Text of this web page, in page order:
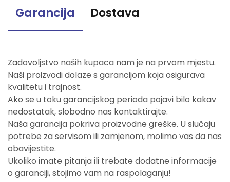
Garancija Dostava
Zadovoljstvo naših kupaca nam je na prvom mjestu.
Naši proizvodi dolaze s garancijom koja osigurava
kvalitetu i trajnost.
Ako se u toku garancijskog perioda pojavi bilo kakav
nedostatak, slobodno nas kontaktirajte.
Naša garancija pokriva proizvodne greške. U slučaju
potrebe za servisom ili zamjenom, molimo vas da nas
obavijestite.
Ukoliko imate pitanja ili trebate dodatne informacije
o garanciji, stojimo vam na raspolaganju!